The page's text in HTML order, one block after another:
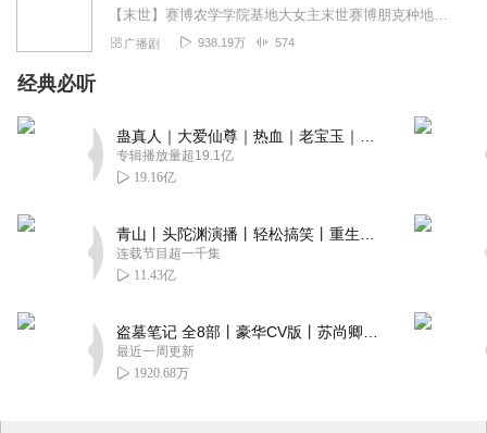
【末世】赛博农学学院基地大女主末世赛博朋克种地弱不经风科学家种地女主话少冷淡做事果决男主免费专辑，单人演播！！！对！单人！就是我自己一个人录的全部，没有男...
广播剧 938.19万 574
经典必听
专辑播放量超19.1亿
19.16亿
连载节目超一千集
11.43亿
最近一周更新
1920.68万